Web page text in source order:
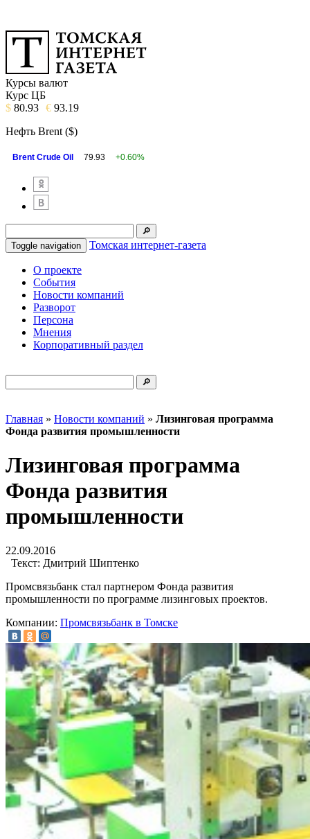
Курсы валют
Курс ЦБ
$ 80.93 € 93.19
Нефть Brent ($)
Brent Crude Oil 79.93 +0.60%
Toggle navigation Томская интернет-газета
О проекте
События
Новости компаний
Разворот
Персона
Мнения
Корпоративный раздел
Главная » Новости компаний » Лизинговая программа
Фонда развития промышленности
Лизинговая программа
Фонда развития
промышленности
22.09.2016
Текст: Дмитрий Шиптенко
Промсвязьбанк стал партнером Фонда развития
промышленности по программе лизинговых проектов.
Компании: Промсвязьбанк в Томске